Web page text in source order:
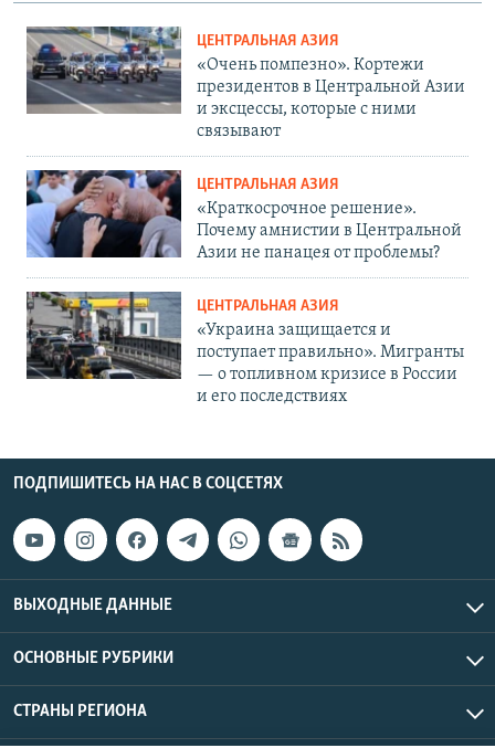
ЦЕНТРАЛЬНАЯ АЗИЯ
«Очень помпезно». Кортежи
президентов в Центральной Азии
и эксцессы, которые с ними
связывают
ЦЕНТРАЛЬНАЯ АЗИЯ
«Краткосрочное решение».
Почему амнистии в Центральной
Азии не панацея от проблемы?
ЦЕНТРАЛЬНАЯ АЗИЯ
«Украина защищается и
поступает правильно». Мигранты
— о топливном кризисе в России
и его последствиях
ПОДПИШИТЕСЬ НА НАС В СОЦСЕТЯХ
ВЫХОДНЫЕ ДАННЫЕ
ОСНОВНЫЕ РУБРИКИ
СТРАНЫ РЕГИОНА